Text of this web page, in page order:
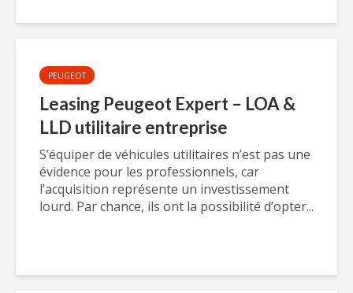
PEUGEOT
Leasing Peugeot Expert – LOA &
LLD utilitaire entreprise
S’équiper de véhicules utilitaires n’est pas une
évidence pour les professionnels, car
l’acquisition représente un investissement
lourd. Par chance, ils ont la possibilité d’opter...